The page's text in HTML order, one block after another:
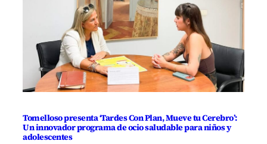
Tomelloso presenta ‘Tardes Con Plan, Mueve tu Cerebro’:
Un innovador programa de ocio saludable para niños y
adolescentes